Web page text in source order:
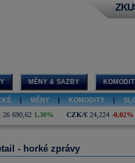
MĚNY & SAZBY
MĚNY KOMODITY
26 690,62 1,30% CZK/€ 24,224 -0,02%
- horké zprávy